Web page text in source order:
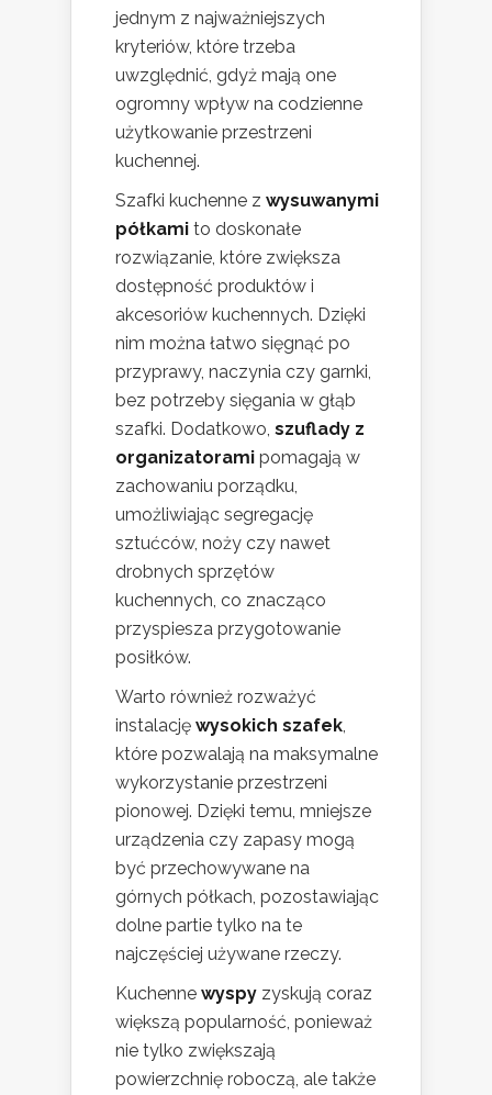
jednym z najważniejszych
kryteriów, które trzeba
uwzględnić, gdyż mają one
ogromny wpływ na codzienne
użytkowanie przestrzeni
kuchennej.
Szafki kuchenne z wysuwanymi
półkami to doskonałe
rozwiązanie, które zwiększa
dostępność produktów i
akcesoriów kuchennych. Dzięki
nim można łatwo sięgnąć po
przyprawy, naczynia czy garnki,
bez potrzeby sięgania w głąb
szafki. Dodatkowo, szuflady z
organizatorami pomagają w
zachowaniu porządku,
umożliwiając segregację
sztućców, noży czy nawet
drobnych sprzętów
kuchennych, co znacząco
przyspiesza przygotowanie
posiłków.
Warto również rozważyć
instalację wysokich szafek,
które pozwalają na maksymalne
wykorzystanie przestrzeni
pionowej. Dzięki temu, mniejsze
urządzenia czy zapasy mogą
być przechowywane na
górnych półkach, pozostawiając
dolne partie tylko na te
najczęściej używane rzeczy.
Kuchenne wyspy zyskują coraz
większą popularność, ponieważ
nie tylko zwiększają
powierzchnię roboczą, ale także